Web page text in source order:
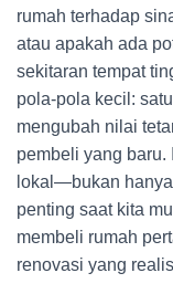
rumah terhadap
atau apakah ada
sekitaran tempat
pola-pola kecil:
mengubah nilai
pembeli yang baru.
lokal—bukan
penting saat kita
membeli rumah
renovasi yang